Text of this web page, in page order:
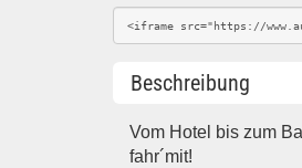
Beschreibung
Vom Hotel bis zum
fahr´mit!